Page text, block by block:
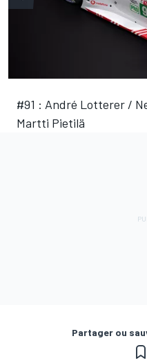
#91 : André Lotterer /
Martti Pietilä
Partager ou